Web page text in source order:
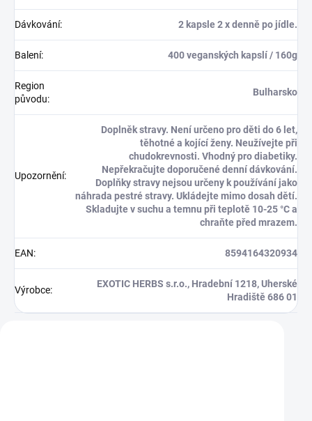
Dávkování: 2 kapsle 2 x denně po jídle.
Balení: 400 veganských kapslí / 160g
Region
původu:
Bulharsko
Upozornění:
Doplněk stravy. Není určeno pro děti do 6 let,
těhotné a kojící ženy. Neužívejte při
chudokrevnosti. Vhodný pro diabetiky.
Nepřekračujte doporučené denní dávkování.
Doplňky stravy nejsou určeny k používání jako
náhrada pestré stravy. Ukládejte mimo dosah dětí.
Skladujte v suchu a temnu při teplotě 10-25 °C a
chraňte před mrazem.
EAN: 8594164320934
Výrobce:
EXOTIC HERBS s.r.o., Hradební 1218, Uherské
Hradiště 686 01